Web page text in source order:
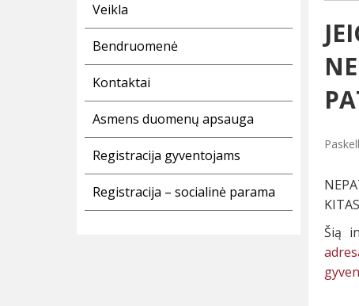
Veikla
Bendruomenė
Kontaktai
Asmens duomenų apsauga
Registracija gyventojams
Registracija – socialinė parama
Šią